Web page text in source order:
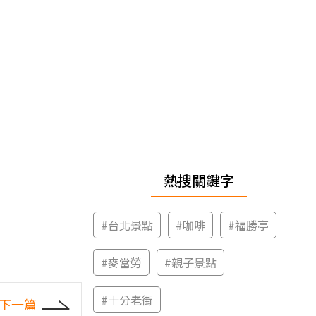
一篇
熱搜關鍵字
#台北景點 #咖啡 #福勝亭
#麥當勞 #親子景點
#十分老街